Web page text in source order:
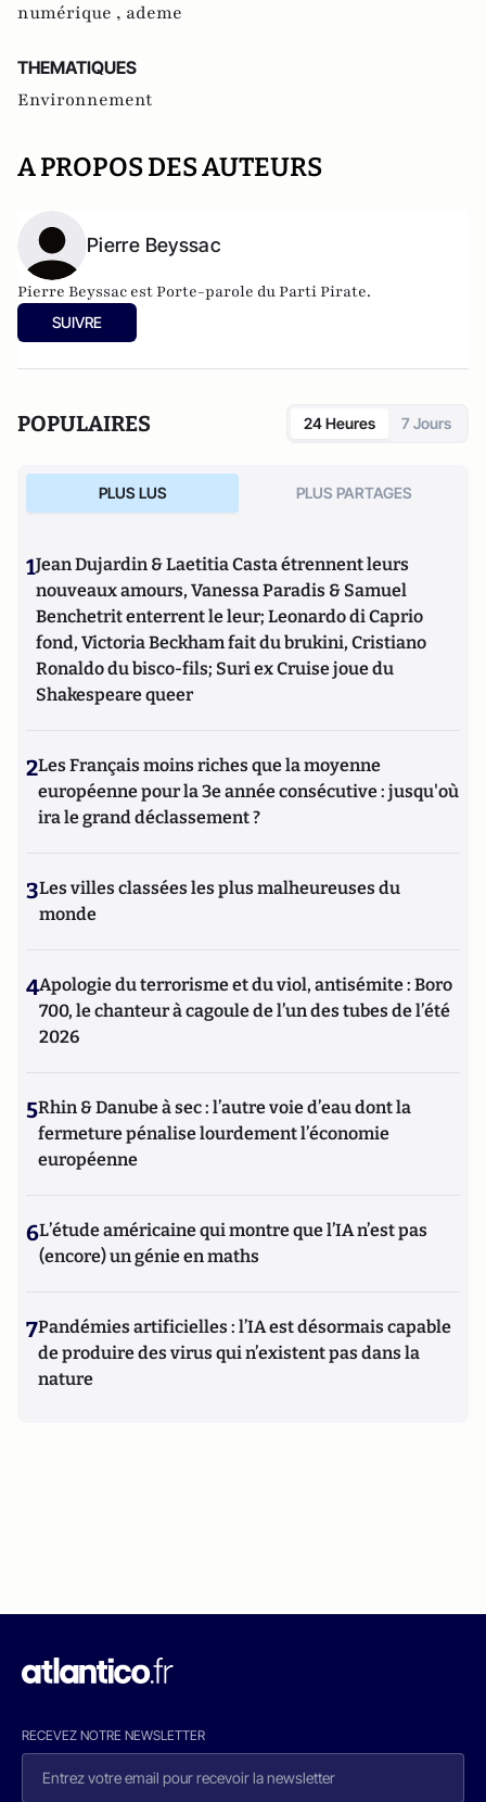
numérique , ademe
THEMATIQUES
Environnement
A PROPOS DES AUTEURS
Pierre Beyssac
Pierre Beyssac est Porte-parole duParti Pirate.
SUIVRE
POPULAIRES 24 Heures 7 Jours
PLUS LUS PLUS PARTAGES
1Jean Dujardin & Laetitia Casta étrennent leurs
nouveaux amours, Vanessa Paradis & Samuel
Benchetrit enterrent le leur; Leonardo di Caprio
fond, Victoria Beckham fait du brukini, Cristiano
Ronaldo du bisco-fils; Suri ex Cruise joue du
Shakespeare queer
2Les Français moins riches que la moyenne
européenne pour la 3e année consécutive : jusqu'où
ira le grand déclassement ?
3Les villes classées les plus malheureuses du
monde
4Apologie du terrorisme et du viol, antisémite : Boro
700, le chanteur à cagoule de l’un des tubes de l’été
2026
5Rhin & Danube à sec : l’autre voie d’eau dont la
fermeture pénalise lourdement l’économie
européenne
6L’étude américaine qui montre que l’IA n’est pas
(encore) un génie en maths
7Pandémies artificielles : l’IA est désormais capable
de produire des virus qui n’existent pas dans la
nature
RECEVEZ NOTRE NEWSLETTER